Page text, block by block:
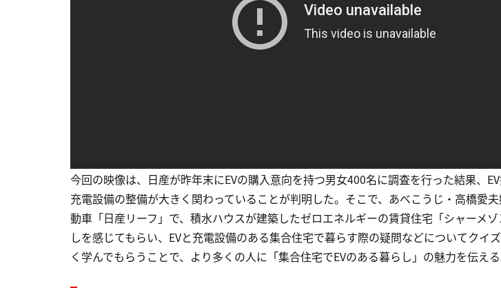
今回の映像は、日産が昨年末にEVの購入意向を持つ男女400名に調査を行った結果、
充電設備の整備が大きく関わっていることが判明した。そこで、あべこうじ・高橋愛
動車「日産リーフ」で、積水ハウスが建築したゼロエネルギーの賃貸住宅「シャーメ
しを感じてもらい、EVと充電設備のある集合住宅で暮らす際の疑問などについてクイ
く学んでもらうことで、より多くの人に「集合住宅でEVのある暮らし」の魅力を伝える